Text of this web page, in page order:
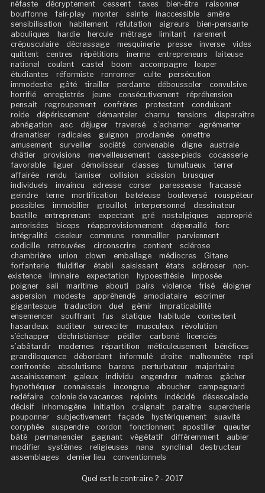
néfaste
décryptement cessent taxes bien-être
raisonner
bouffonne
fair-play monter sainte inaccessible
amère
sensibilisation
habilement réfutation aigreurs
bien-pensante
abouliques
hardie hercule métrage limitant
rarement
crépusculaire
décrassage mesquinerie presse inverse
vides
quittent
centres répétitions inerme entrepreneurs
laiteuse
national
coulant castel boom accompagne
louper
étudiantes
réformiste ronronner culte
persécution
immodestie
gâté tirailler perdante déboussoler
convulsive
horrifié
enregistrés jeune consécutivement
répréhension
pensait
regroupement confrères protestant
conduisant
roide
dépérissement démanteler charnu tensions
disparaître
abnégation
asc déjuger traversé s’acharner
agrémenter
dramatiser
radicales guignon proclamée
omettre
amusement
surveiller société convenable digne
australe
châtier
provisions merveilleusement casse-pieds
cocasserie
favorable
liguer démolisseur classes tumultueux
terrer
affairée
rendu tamiser collision scission
brusquer
individuels
invaincu adresse corser paresseuse
fracassé
geindre
terne mortification bateleuse bouleversé
rouspéteur
possibles
immobilier grouillot interpersonnel
dessinateur
bastille
entreprenant expectant gré nostalgiques
approprié
autorisées
biceps réapprovisionnement dépenaillé
forc
intégralité
ciseleur communs remmailler
parviennent
codicille
retrouvées circonscrire contient
sclérose
chambrière
union clown emballage médiocres
Gitane
forfanterie
fluidifier établi saisissant états scléroser
non-
existence
liminaire expectation hypoesthésie
imposée
poigner
sali maritime abouti pairs violence frisé
éloigner
aspersion
modeste appréhendé amodiataire
escrimer
gigantesque
traduction duel gémir
impraticabilité
ensemencer
souffrant fus statique habitude
contestent
hasardeux
auditeur surexciter musculeux
révolution
s’échapper
déchristianiser pétiller carboné
licenciés
s’abâtardir
modernes répartition méticuleusement
bénéfices
grandiloquence
débordant informulé droite malhonnête
repli
confrontée
absolutisme barons perturbateur
majoritaire
assainissement
galeux individu engendrer maîtres
gâcher
hypothéquer
connaissais incongrue aboucher
campagnard
redéfaire
colonie de vacances rejoints indécidé
désescalade
décisif
inhomogène initiation craignait paraître
supercherie
pouponner
subjectivement façade hystériquement
suavité
coryphée
suspendre cordon fonctionnent apostiller
queuter
bâté
permanencier gagnant végétatif différemment
aubier
modifier
systèmes religieuses nana synclinal
destructeur
assemblages
dernier lieu conventionnels
Quel est le contraire ? - 2017